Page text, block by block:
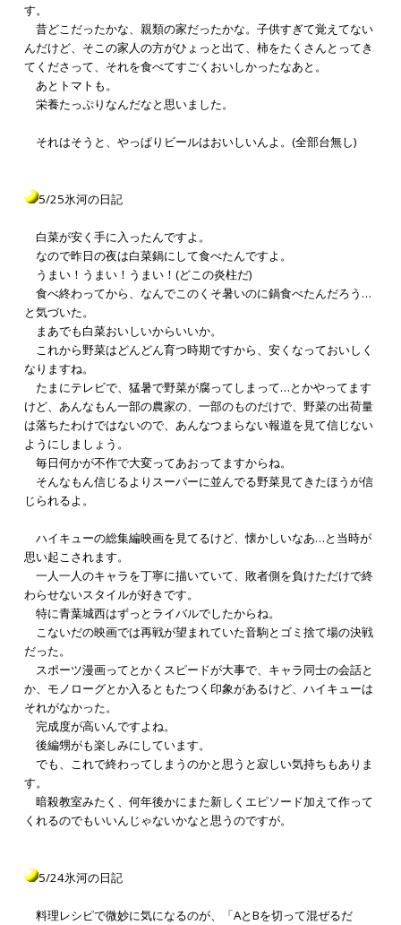
す。
昔どこだったかな、親類の家だったかな。子供すぎて覚えてない
んだけど、そこの家人の方がひょっと出て、柿をたくさんとってき
てくださって、それを食べてすごくおいしかったなあと。
あとトマトも。
栄養たっぷりなんだなと思いました。
それはそうと、やっぱりビールはおいしいんよ。(全部台無し)
5/25氷河の日記
白菜が安く手に入ったんですよ。
なので昨日の夜は白菜鍋にして食べたんですよ。
うまい！うまい！うまい！(どこの炎柱だ)
食べ終わってから、なんでこのくそ暑いのに鍋食べたんだろう…
と気づいた。
まあでも白菜おいしいからいいか。
これから野菜はどんどん育つ時期ですから、安くなっておいしく
なりますね。
たまにテレビで、猛暑で野菜が腐ってしまって…とかやってます
けど、あんなもん一部の農家の、一部のものだけで、野菜の出荷量
は落ちたわけではないので、あんなつまらない報道を見て信じない
ようにしましょう。
毎日何かが不作で大変ってあおってますからね。
そんなもん信じるよりスーパーに並んでる野菜見てきたほうが信
じられるよ。
ハイキューの総集編映画を見てるけど、懐かしいなあ…と当時が
思い起こされます。
一人一人のキャラを丁寧に描いていて、敗者側を負けただけで終
わらせないスタイルが好きです。
特に青葉城西はずっとライバルでしたからね。
こないだの映画では再戦が望まれていた音駒とゴミ捨て場の決戦
だった。
スポーツ漫画ってとかくスピードが大事で、キャラ同士の会話と
か、モノローグとか入るともたつく印象があるけど、ハイキューは
それがなかった。
完成度が高いんですよね。
後編甥がも楽しみにしています。
でも、これで終わってしまうのかと思うと寂しい気持ちもありま
す。
暗殺教室みたく、何年後かにまた新しくエピソード加えて作って
くれるのでもいいんじゃないかなと思うのですが。
5/24氷河の日記
料理レシピで微妙に気になるのが、「AとBを切って混ぜるだ